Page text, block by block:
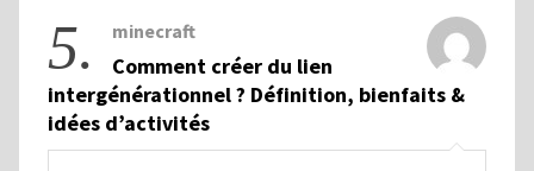
5. minecraft
Comment créer du lien
intergénérationnel ? Définition, bienfaits &
idées d’activités